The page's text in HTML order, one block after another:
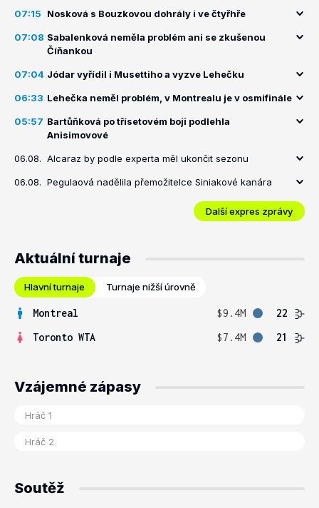
07:15 Nosková s Bouzkovou dohrály i ve čtyřhře
07:08 Sabalenková neměla problém ani se zkušenou
Číňankou
07:04 Jódar vyřídil i Musettiho a vyzve Lehečku
06:33 Lehečka neměl problém, v Montrealu je v osmifinále
05:57 Bartůňková po třísetovém boji podlehla
Anisimovové
06.08. Alcaraz by podle experta měl ukončit sezonu
06.08. Pegulaová nadělila přemožitelce Siniakové kanára
Další expres zprávy
Aktuální turnaje
Hlavní turnaje Turnaje nižší úrovně
Montreal $9.4M
22
Toronto WTA
$7.4M 21
Vzájemné zápasy
Soutěž